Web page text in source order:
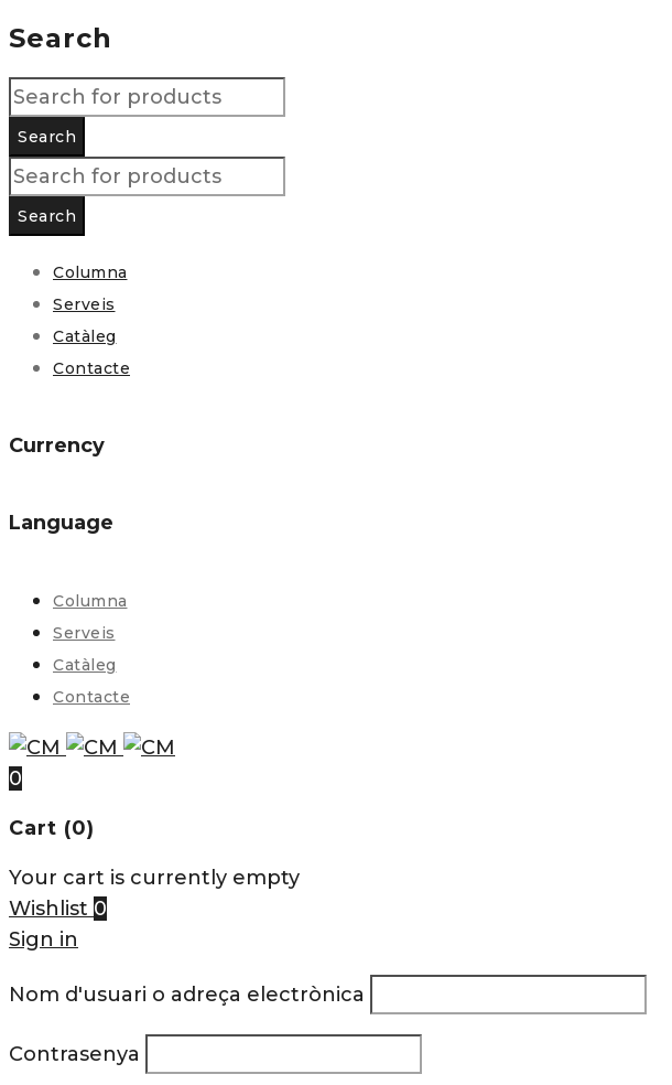
Search
Columna
Serveis
Catàleg
Contacte
Currency
Language
Columna
Serveis
Catàleg
Contacte
0
Cart (0)
Your cart is currently empty
Wishlist 0
Sign in
Nom d'usuari o adreça electrònica
Contrasenya